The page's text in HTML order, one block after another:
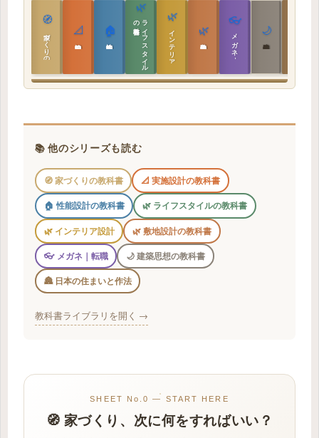
🧭
家づくりの教科書 📐
実施設計の教科書
🏠
性能設計の教科書
🌿
ラ
イ
フ
ス
タ
イ
ル
の
教科書 🌿
インテリア設計 🌿
敷地設計の教科書
👓
メガネ｜転職 🌙
建築思想の教科書
📚 他のシリーズも読む
🧭 家づくりの教科書 📐 実施設計の教科書
🏠 性能設計の教科書 🌿 ライフスタイルの教科書
🌿 インテリア設計 🌿 敷地設計の教科書
👓 メガネ｜転職 🌙 建築思想の教科書
🏯 日本の住まいと作法
教科書ライブラリを開く →
SHEET No.0 — START HERE
🧭 家づくり、次に何をすればいい？